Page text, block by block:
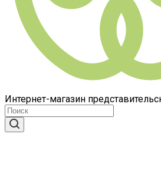
Интернет-магазин